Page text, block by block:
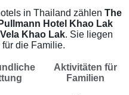
in Thailand zählen The
Pullmann Hotel Khao Lak
Khao Lak. Sie liegen
die Familie.
Aktivitäten für
Familien